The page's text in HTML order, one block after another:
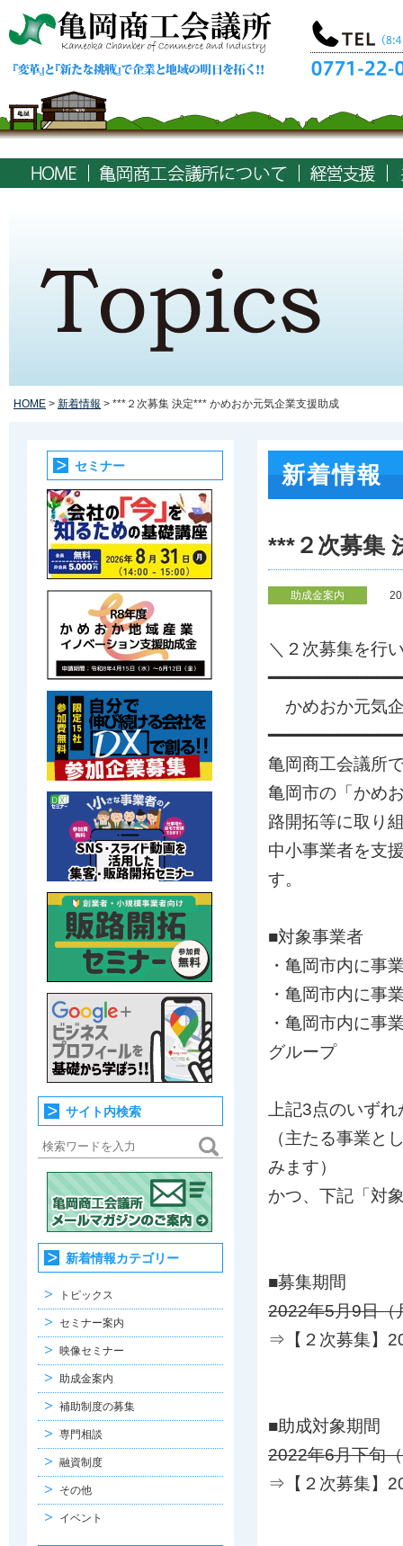
HOME > 新着情報 > ***２次募集 決定*** かめおか元気企業支援助成
新着情報
***２次募集
助成金案内
＼２次募集を行
かめおか元気
亀岡商工会議所
亀岡市の「かめ
路開拓等に取り
中小事業者を支
す。
■対象事業者
・亀岡市内に事
・亀岡市内に事
・亀岡市内に事
グループ
上記3点のいず
（主たる事業と
みます）
かつ、下記「対
■募集期間
2022年5月9日（
⇒【２次募集】
■助成対象期間
2022年6月下旬
⇒【２次募集】
セミナー
サイト内検索
新着情報カテゴリー
トピックス
セミナー案内
映像セミナー
助成金案内
補助制度の募集
専門相談
融資制度
その他
イベント